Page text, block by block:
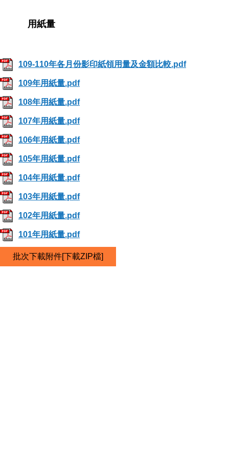
用紙量
109-110年各月份影印紙領用量及金額比較.pdf
109年用紙量.pdf
108年用紙量.pdf
107年用紙量.pdf
106年用紙量.pdf
105年用紙量.pdf
104年用紙量.pdf
103年用紙量.pdf
102年用紙量.pdf
101年用紙量.pdf
批次下載附件[下載ZIP檔]